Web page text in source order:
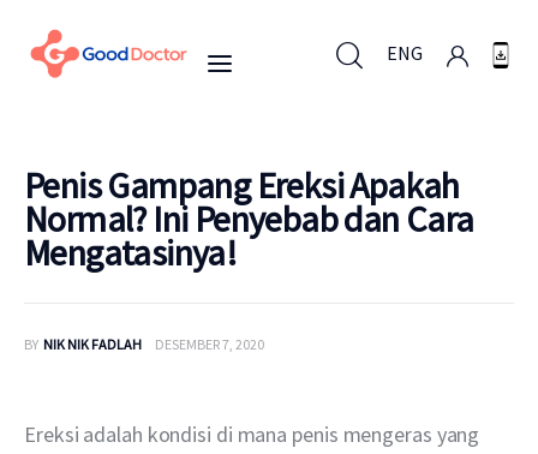
ENG
ENG
Untuk Bisnis
Penis Gampang Ereksi Apakah
Normal? Ini Penyebab dan Cara
Mengatasinya!
BY NIK NIK FADLAH DESEMBER 7, 2020
Ereksi adalah kondisi di mana penis mengeras yang